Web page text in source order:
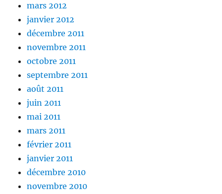
mars 2012
janvier 2012
décembre 2011
novembre 2011
octobre 2011
septembre 2011
août 2011
juin 2011
mai 2011
mars 2011
février 2011
janvier 2011
décembre 2010
novembre 2010